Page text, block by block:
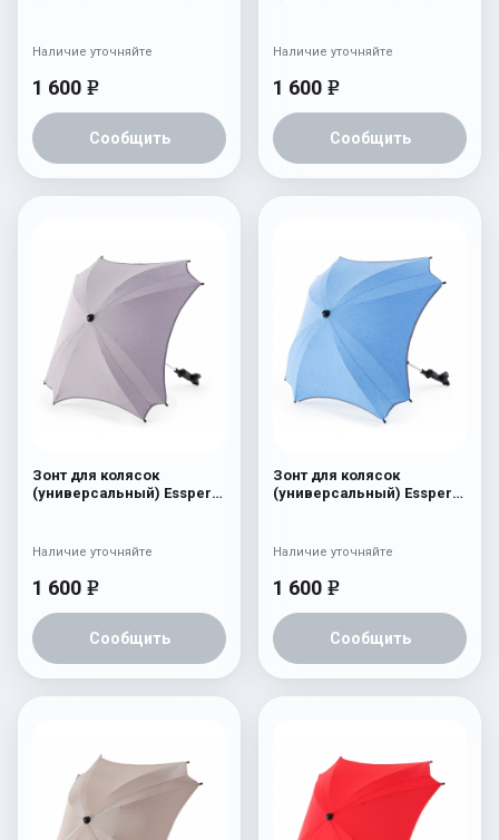
1 600 e
Сообщить
Наличие уточняйте
1 600 e
Сообщить
Наличие уточняйте
Зонт для колясок
(универсальный) Esspero
1 600 e
Сообщить
Наличие уточняйте
Зонт для колясок
(универсальный) Esspero
1 600 e
Сообщить
Наличие уточняйте